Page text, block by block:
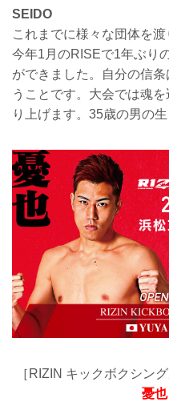
SEIDO
これまでに様々な団体を
今年1月のRISEで1年ぶり
ができました。自分の信
うことです。大会では魂
り上げます。35歳の男の
［RIZIN キックボクシン
憂也